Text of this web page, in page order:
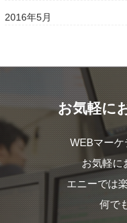
2016年5月
お気軽に
WEBマー
お気軽に
エニーでは
何で